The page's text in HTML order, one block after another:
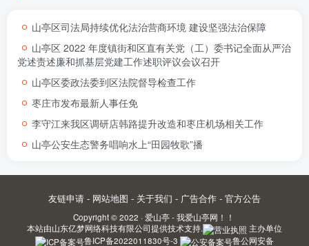
山亭区司法局持续优化法治营商环境 建设坚强法治保障
山亭区 2022 年度镇街和区直有关党（工）委书记全面从严治
党述责述廉和抓基层党建工作述职评议会议召开
山亭区委政法委到区法院督导检查工作
枣庄市发布最新人事任免
李守江来我区调研店韩路提升改造和枣庄机场相关工作
山亭公安生态警务唱响水上“田园牧歌”播
友链申请 - 网站地图 - 关于我们 - 广告合作 - 官方公告
Copyright © 2022 · 爱山亭 - 我爱山亭网！！
本站由山东亿梦网络科技有限公司提供技术支持.
主办单位
鲁ICP备2022011830号-3
鲁公网安备